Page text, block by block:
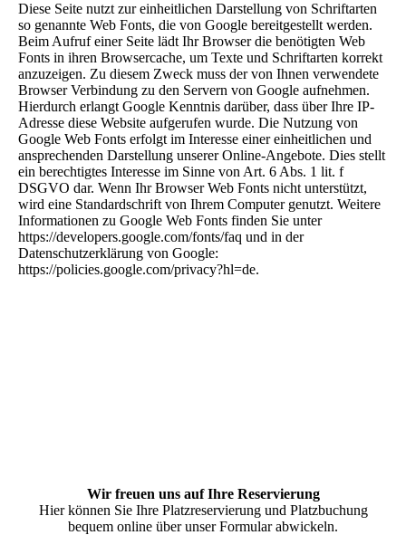
Diese Seite nutzt zur einheitlichen Darstellung von Schriftarten
so genannte Web Fonts, die von Google bereitgestellt werden.
Beim Aufruf einer Seite lädt Ihr Browser die benötigten Web
Fonts in ihren Browsercache, um Texte und Schriftarten korrekt
anzuzeigen. Zu diesem Zweck muss der von Ihnen verwendete
Browser Verbindung zu den Servern von Google aufnehmen.
Hierdurch erlangt Google Kenntnis darüber, dass über Ihre IP-
Adresse diese Website aufgerufen wurde. Die Nutzung von
Google Web Fonts erfolgt im Interesse einer einheitlichen und
ansprechenden Darstellung unserer Online-Angebote. Dies stellt
ein berechtigtes Interesse im Sinne von Art. 6 Abs. 1 lit. f
DSGVO dar. Wenn Ihr Browser Web Fonts nicht unterstützt,
wird eine Standardschrift von Ihrem Computer genutzt. Weitere
Informationen zu Google Web Fonts finden Sie unter
https://developers.google.com/fonts/faq und in der
Datenschutzerklärung von Google:
https://policies.google.com/privacy?hl=de.
Wir freuen uns auf Ihre Reservierung
Hier können Sie Ihre Platzreservierung und Platzbuchung
bequem online über unser Formular abwickeln.